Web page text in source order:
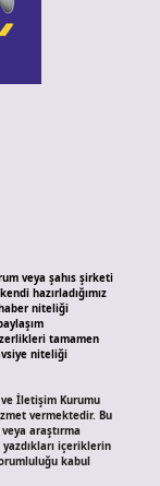
veya şahıs şirketi
hazırladığımız
niteliği
tamamen
niteliği
ve İletişim Kurumu
vermektedir. Bu
araştırma
içeriklerin
kabul